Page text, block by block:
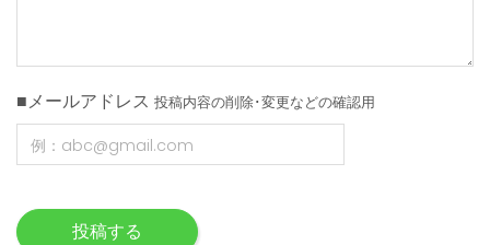
■メールアドレス 投稿内容の削除･変更などの確認用
投稿する